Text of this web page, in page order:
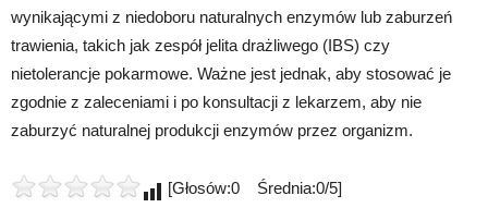
wynikającymi z niedoboru naturalnych enzymów lub zaburzeń
trawienia, takich jak zespół jelita drażliwego (IBS) czy
nietolerancje pokarmowe. Ważne jest jednak, aby stosować je
zgodnie z zaleceniami i po konsultacji z lekarzem, aby nie
zaburzyć naturalnej produkcji enzymów przez organizm.
[Głosów:0 Średnia:0/5]